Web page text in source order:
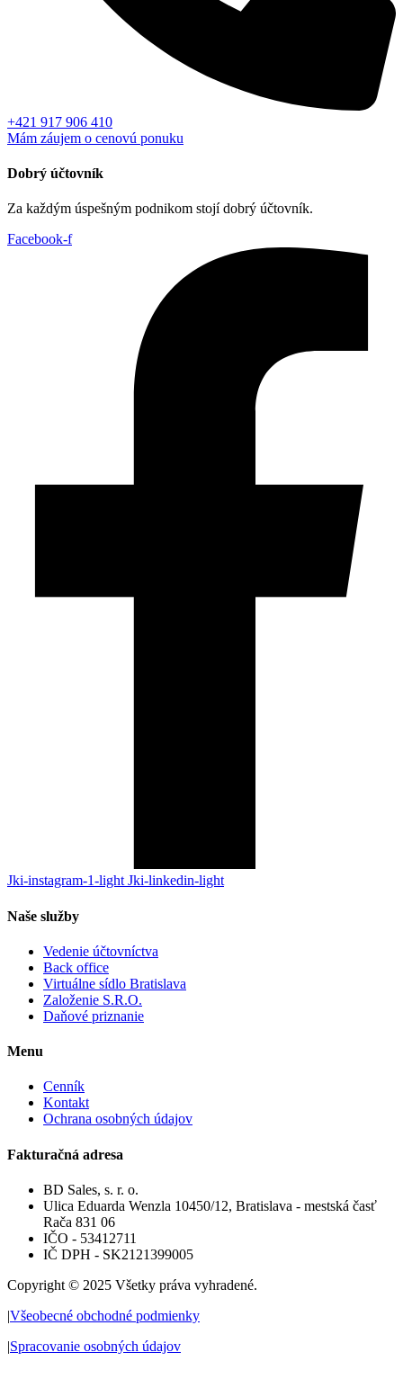
+421 917 906 410
Mám záujem o cenovú ponuku
Dobrý účtovník
Za každým úspešným podnikom stojí dobrý účtovník.
Facebook-f
Jki-instagram-1-light Jki-linkedin-light
Naše služby
Vedenie účtovníctva
Back office
Virtuálne sídlo Bratislava
Založenie S.R.O.
Daňové priznanie
Menu
Cenník
Kontakt
Ochrana osobných údajov
Fakturačná adresa
BD Sales, s. r. o.
Ulica Eduarda Wenzla 10450/12, Bratislava - mestská časť
Rača 831 06
IČO - 53412711
IČ DPH - SK2121399005
Copyright © 2025 Všetky práva vyhradené.
|Všeobecné obchodné podmienky
|Spracovanie osobných údajov